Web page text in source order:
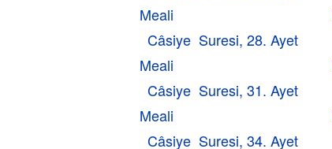
Meali
Câsiye Suresi, 28. Ayet
Meali
Câsiye Suresi, 31. Ayet
Meali
Câsiye Suresi, 34. Ayet